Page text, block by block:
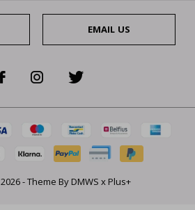
EMAIL US
2026- Theme ByDMWS xPlus+